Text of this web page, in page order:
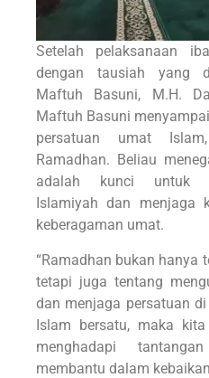
Setelah pelaksanaan
dengan tausiah yang
Maftuh Basuni, M.H.
Maftuh Basuni
persatuan umat
Ramadhan. Beliau
adalah kunci untuk
Islamiyah dan menjaga
keberagaman umat.
“Ramadhan bukan hanya
tetapi juga tentang
dan menjaga persatuan
Islam bersatu, maka
menghadapi
membantu dalam